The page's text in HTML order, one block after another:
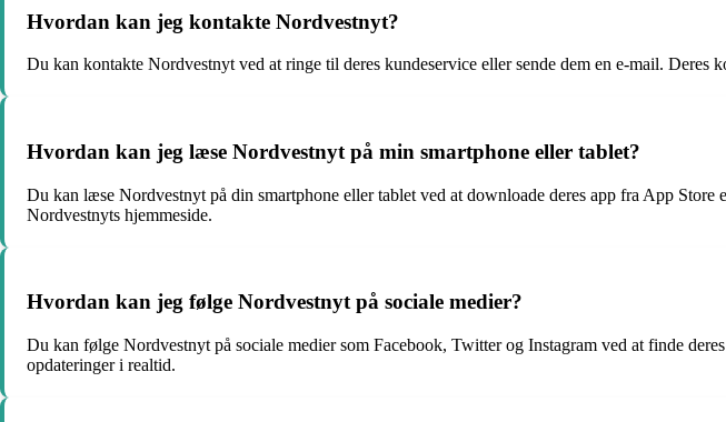
Hvordan kan jeg kontakte Nordvestnyt?
Du kan kontakte Nordvestnyt ved at ringe til deres kundeservice eller sende dem en e-mail. Deres
Hvordan kan jeg læse Nordvestnyt på min smartphone eller tablet?
Du kan læse Nordvestnyt på din smartphone eller tablet ved at downloade deres app fra App
Nordvestnyts hjemmeside.
Hvordan kan jeg følge Nordvestnyt på sociale medier?
Du kan følge Nordvestnyt på sociale medier som Facebook, Twitter og Instagram ved at finde
opdateringer i realtid.